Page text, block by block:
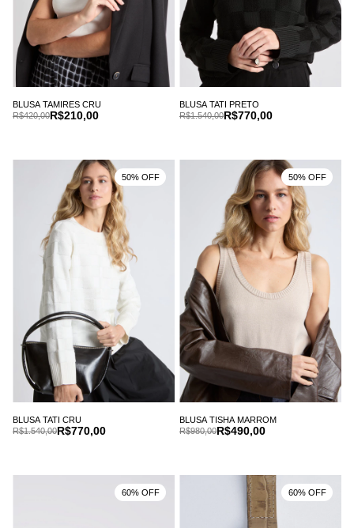
BLUSA TAMIRES CRU
R$210,00
R$420,00
BLUSA TATI PRETO
R$770,00
R$1.540,00
BLUSA TATI CRU
R$770,00
R$1.540,00
50% OFF
BLUSA TISHA MARROM
R$490,00
R$980,00
50% OFF
60% OFF 60% OFF